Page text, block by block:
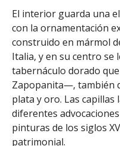
El interior guarda una
con la ornamentación
construido en mármol
Italia, y en su centro se
tabernáculo dorado
Zapopanita—, también
plata y oro. Las capillas
diferentes
pinturas de los siglos
patrimonial.